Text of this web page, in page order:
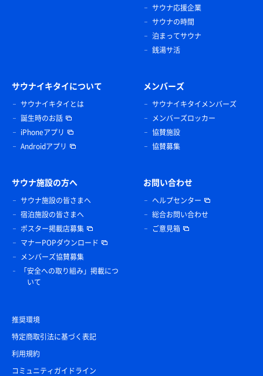
サウナ応援企業
サウナの時間
泊まってサウナ
銭湯サ活
サウナイキタイについて
サウナイキタイとは
誕生時のお話
iPhoneアプリ
Androidアプリ
メンバーズ
サウナイキタイメンバーズ
メンバーズロッカー
協賛施設
協賛募集
サウナ施設の方へ
サウナ施設の皆さまへ
宿泊施設の皆さまへ
ポスター掲載店募集
マナーPOPダウンロード
メンバーズ協賛募集
「安全への取り組み」掲載につ
いて
お問い合わせ
ヘルプセンター
総合お問い合わせ
ご意見箱
推奨環境
特定商取引法に基づく表記
利用規約
コミュニティガイドライン